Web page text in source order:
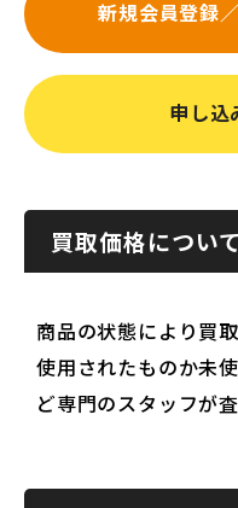
新規会員登録
申し込
買取価格について
商品の状態により買
使用されたものか未
ど専門のスタッフが